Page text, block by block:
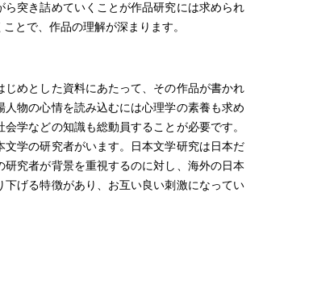
突き詰めていくことが作品研究には求められ
とで、作品の理解が深まります。
めとした資料にあたって、その作品が書かれ
物の心情を読み込むには心理学の素養も求め
学などの知識も総動員することが必要です。
学の研究者がいます。日本文学研究は日本だ
究者が背景を重視するのに対し、海外の日本
げる特徴があり、お互い良い刺激になってい